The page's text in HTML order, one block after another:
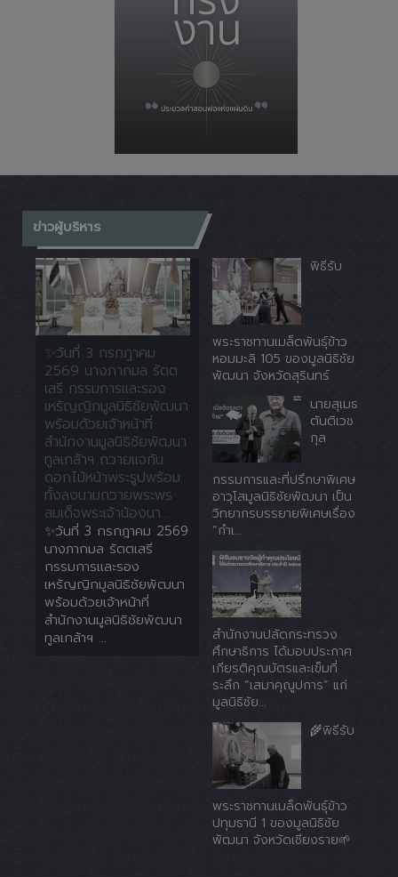
ข่าวผู้บริหาร
✨วันที่ 3 กรกฎาคม
2569 นางภากมล รัตต
เสรี กรรมการและรอง
เหรัญญิกมูลนิธิชัยพัฒนา
พร้อมด้วยเจ้าหน้าที่
สำนักงานมูลนิธิชัยพัฒนา
ทูลเกล้าฯ ถวายแจกัน
ดอกไม้หน้าพระรูปพร้อม
ทั้งลงนามถวายพระพร
สมเด็จพระเจ้าน้องนา...
✨วันที่ 3 กรกฎาคม 2569
นางภากมล รัตตเสรี
กรรมการและรอง
เหรัญญิกมูลนิธิชัยพัฒนา
พร้อมด้วยเจ้าหน้าที่
สำนักงานมูลนิธิชัยพัฒนา
ทูลเกล้าฯ ...
พิธีรับ
พระราชทานเมล็ดพันธุ์ข้าว
หอมมะลิ 105 ของมูลนิธิชัย
พัฒนา จังหวัดสุรินทร์
นายสุเมธ
ตันติเวช
กุล
กรรมการและที่ปรึกษาพิเศษ
อาวุโสมูลนิธิชัยพัฒนา เป็น
วิทยากรบรรยายพิเศษเรื่อง
“กำเ...
สำนักงานปลัดกระทรวง
ศึกษาธิการ ได้มอบประกาศ
เกียรติคุณบัตรและเข็มที่
ระลึก “เสมาคุณูปการ” แก่
มูลนิธิชัย...
🌾พิธีรับ
พระราชทานเมล็ดพันธุ์ข้าว
ปทุมธานี 1 ของมูลนิธิชัย
พัฒนา จังหวัดเชียงราย🌱